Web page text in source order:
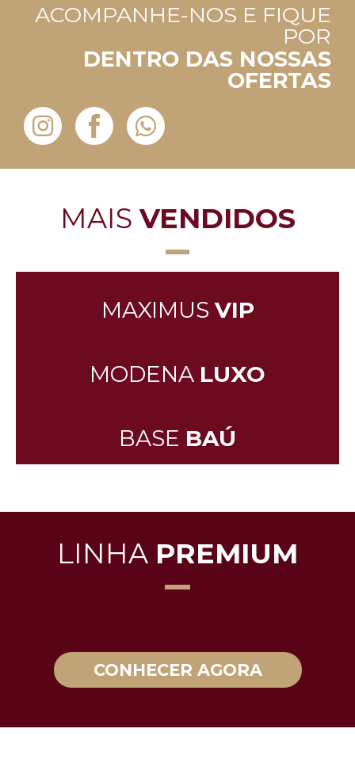
ACOMPANHE-NOS E FIQUE
POR
DENTRO DAS NOSSAS
OFERTAS
MAISVENDIDOS
MAXIMUS VIP
MODENA LUXO
BASE BAÚ
LINHA PREMIUM
CONHECER AGORA